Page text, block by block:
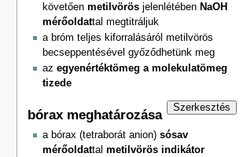
követően metilvörösjelenlétében NaOH
mérőoldattal megtitráljuk
a bróm teljes kiforralásáról metilvörös
becseppentésével győződhetünk meg
az egyenértéktömeg a molekulatömeg
tizede
Szerkesztés
bórax meghatározása
a bórax (tetraborát anion) sósav
mérőoldattal metilvörös indikátor